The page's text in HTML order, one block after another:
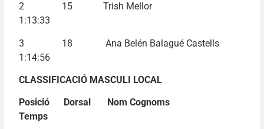
2 15 Trish Mellor
1:13:33
3 18 Ana Belén Balagué Castells
1:14:56
CLASSIFICACIÓ MASCULI LOCAL
Posició Dorsal Nom Cognoms
Temps